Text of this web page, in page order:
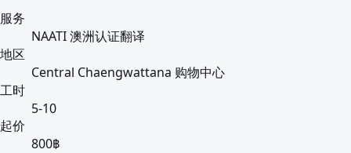
服务
NAATI 澳洲认证翻译
地区
Central Chaengwattana 购物中心
工时
5-10
起价
800฿